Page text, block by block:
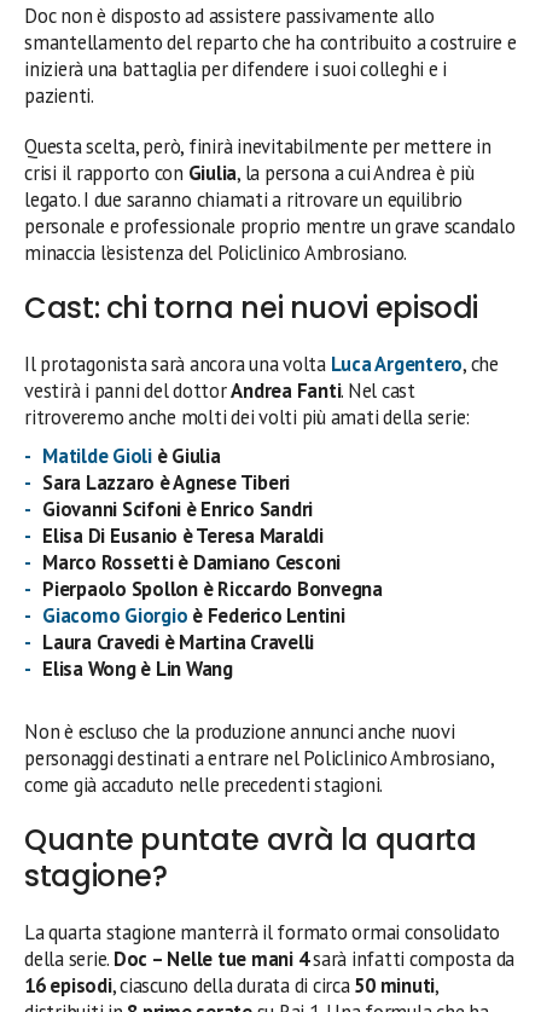
Doc non è disposto ad assistere passivamente allo
smantellamento del reparto che ha contribuito a costruire e
inizierà una battaglia per difendere i suoi colleghi e i
pazienti.
Questa scelta, però, finirà inevitabilmente per mettere in
crisi il rapporto con Giulia, la persona a cui Andrea è più
legato. I due saranno chiamati a ritrovare un equilibrio
personale e professionale proprio mentre un grave scandalo
minaccia l’esistenza del Policlinico Ambrosiano.
Cast: chi torna nei nuovi episodi
Il protagonista sarà ancora una volta Luca Argentero, che
vestirà i panni del dottorAndrea Fanti. Nel cast
ritroveremo anche molti dei volti più amati della serie:
Matilde Gioliè Giulia
Sara Lazzaro è Agnese Tiberi
Giovanni Scifoni è Enrico Sandri
Elisa Di Eusanio è Teresa Maraldi
Marco Rossetti è Damiano Cesconi
Pierpaolo Spollon è Riccardo Bonvegna
Giacomo Giorgio è Federico Lentini
Laura Cravedi è Martina Cravelli
Elisa Wong è Lin Wang
Non è escluso che la produzione annunci anche nuovi
personaggi destinati a entrare nel Policlinico Ambrosiano,
come già accaduto nelle precedenti stagioni.
Quante puntate avrà la quarta
stagione?
La quarta stagione manterrà il formato ormai consolidato
della serie. Doc – Nelle tue mani 4sarà infatti composta da
16 episodi, ciascuno della durata di circa50 minuti,